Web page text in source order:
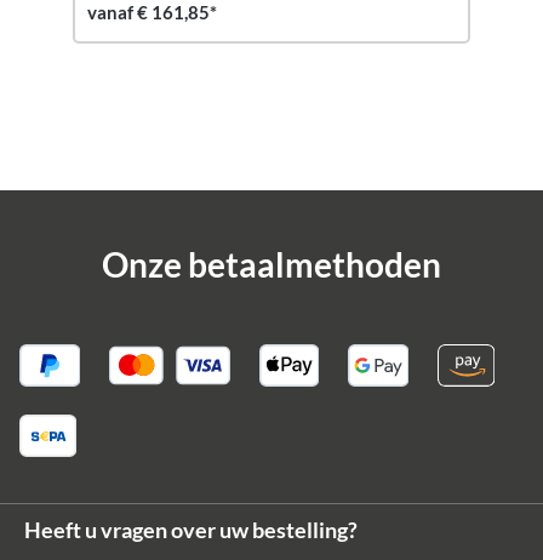
vanaf € 161,85*
Onze betaalmethoden
Heeft u vragen over uw bestelling?